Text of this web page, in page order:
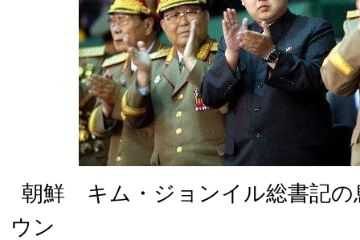
朝鮮 キム・ジョンイル総書記の
ウン